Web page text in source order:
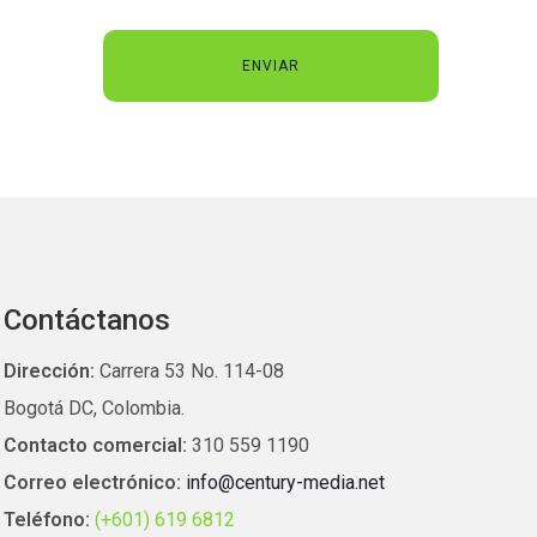
Contáctanos
Dirección: Carrera 53 No. 114-08
Bogotá DC, Colombia.
Contacto comercial: 310 559 1190
Correo electrónico: info@century-media.net
Teléfono: (+601) 619 6812